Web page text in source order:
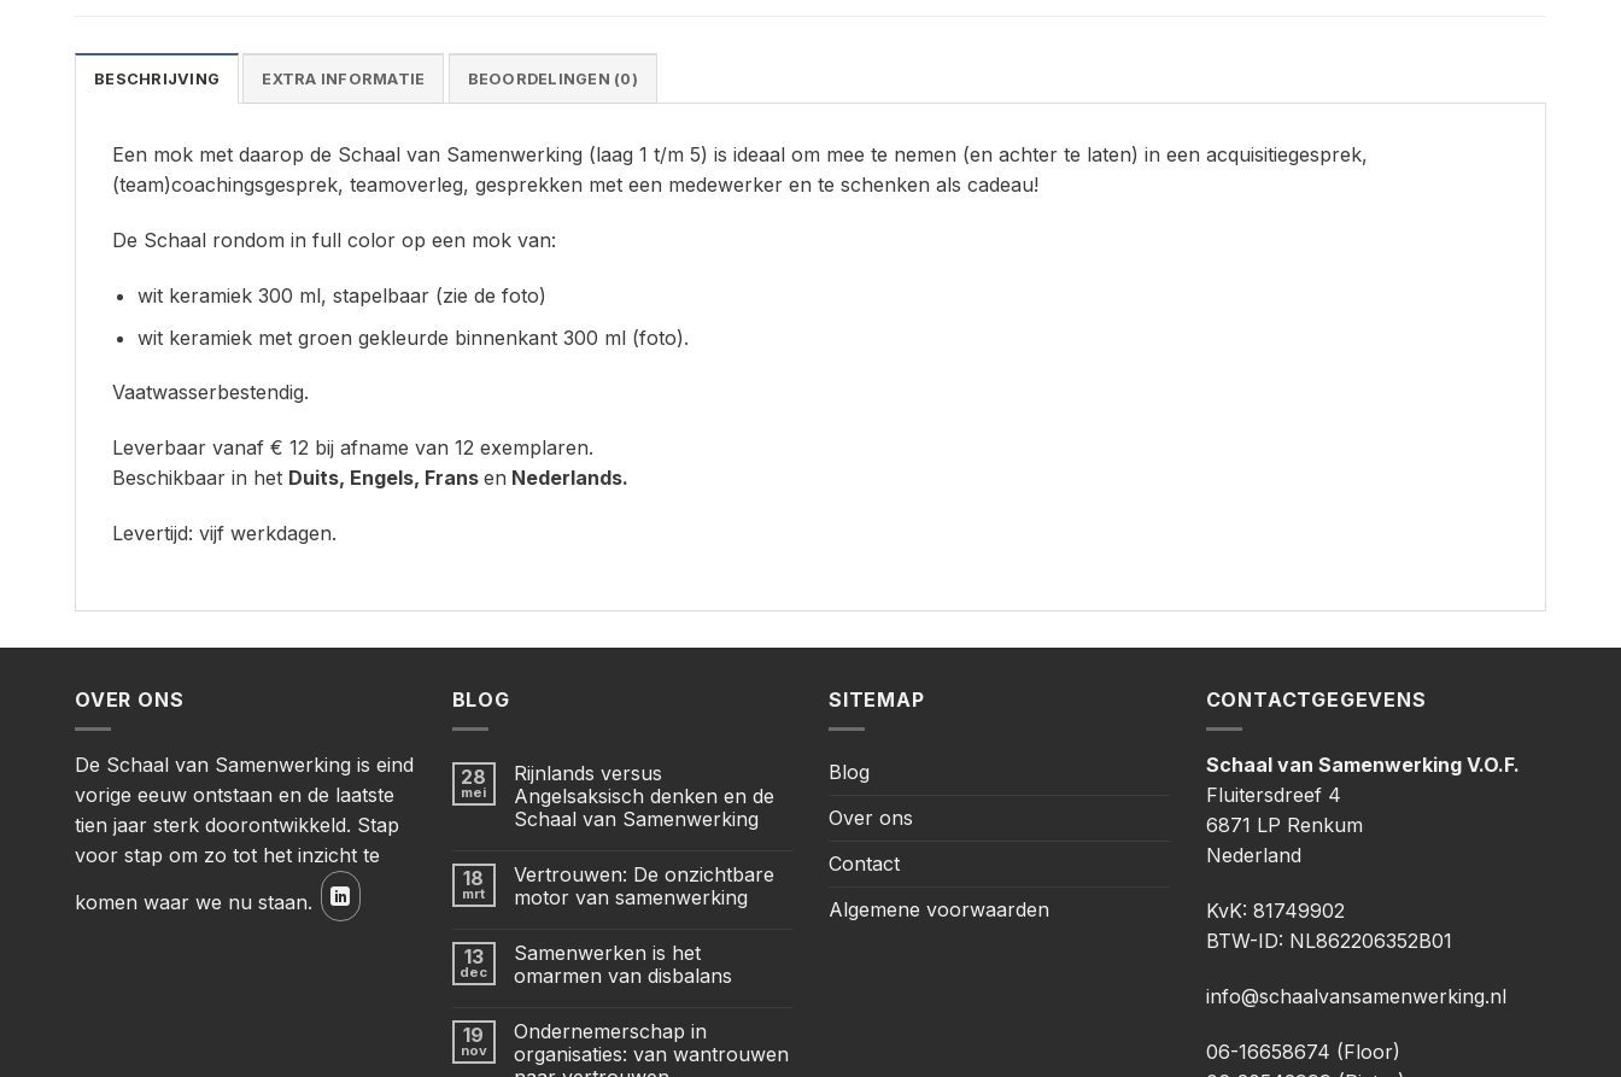
BESCHRIJVING EXTRA INFORMATIE BEOORDELINGEN (0)
Een mok met daarop de Schaal van Samenwerking (laag 1 t/m 5) is ideaal om mee te nemen (en achter te laten) in een acquisitiegesprek,
(team)coachingsgesprek, teamoverleg, gesprekken met een medewerker en te schenken als cadeau!
De Schaal rondom in full color op een mok van:
wit keramiek 300 ml, stapelbaar (zie de foto)
wit keramiek met groen gekleurde binnenkant 300 ml (foto).
Vaatwasserbestendig.
Leverbaar vanaf € 12 bij afname van 12 exemplaren.
Beschikbaar in het Duits, Engels, Frans en Nederlands.
Levertijd: vijf werkdagen.
OVER ONS
De Schaal van Samenwerking is eind
vorige eeuw ontstaan en de laatste
tien jaar sterk doorontwikkeld. Stap
voor stap om zo tot het inzicht te
komen waar we nu staan.
BLOG
28
mei
Rijnlands versus
Angelsaksisch denken en de
Schaal van Samenwerking
18
mrt
Vertrouwen: De onzichtbare
motor van samenwerking
13
dec
Samenwerken is het
omarmen van disbalans
19
nov
Ondernemerschap in
organisaties: van wantrouwen
SITEMAP
Blog
Over ons
Contact
Algemene voorwaarden
CONTACTGEGEVENS
Schaal van Samenwerking V.O.F.
Fluitersdreef 4
6871 LP Renkum
Nederland
KvK: 81749902
BTW-ID: NL862206352B01
info@schaalvansamenwerking.nl
06-16658674 (Floor)